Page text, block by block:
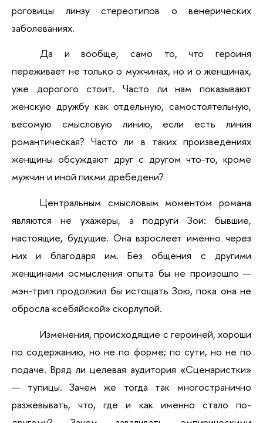
роговицы линзу стереотипов о венерических
заболеваниях.
Да и вообще, само то, что героиня
переживает не только о мужчинах, но и о женщинах,
уже дорогого стоит. Часто ли нам показывают
женскую дружбу как отдельную, самостоятельную,
весомую смысловую линию, если есть линия
романтическая? Часто ли в таких произведениях
женщины обсуждают друг с другом что-то, кроме
мужчин и иной пикми дребедени?
Центральным смысловым моментом романа
являются не ухажеры, а подруги Зои: бывшие,
настоящие, будущие. Она взрослеет именно через
них и благодаря им. Без общения с другими
женщинами осмысления опыта бы не произошло —
мэн-трип продолжил бы истощать Зою, пока она не
обросла «себяйской» скорлупой.
Изменения, происходящие с героиней, хороши
по содержанию, но не по форме; по сути, но не по
подаче. Вряд ли целевая аудитория «Сценаристки»
— тупицы. Зачем же тогда так многостранично
разжевывать, что, где и как именно стало по-